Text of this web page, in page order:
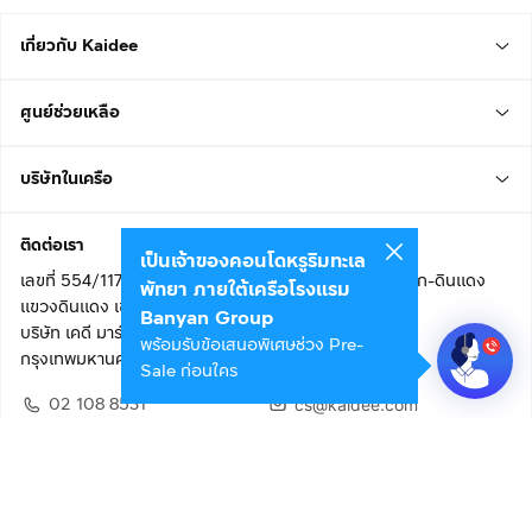
เกี่ยวกับ Kaidee
ศูนย์ช่วยเหลือ
บริษัทในเครือ
ติดต่อเรา
เลขที่ 554/117 อาคารสกายไนน์ เซ็นเตอร์ ชั้น 22 ถนนอโศก-ดินแดง
แขวงดินแดง เขตดินแดง
บริษัท เคดี มาร์เก็ตเพลส จำกัด (สำนักงานใหญ่)
กรุงเทพมหานคร 10400
02 108 8531
cs@kaidee.com
เป็นเจ้าของคอนโดหรูริมทะเล
พัทยา ภายใต้เครือโรงแรม
Banyan Group
พร้อมรับข้อเสนอพิเศษช่วง Pre-
Sale ก่อนใคร